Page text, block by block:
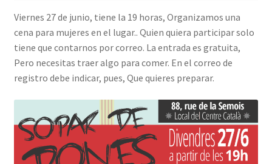
INICIAR SESIÓN
Viernes 27 de junio, tiene la 19 horas, Organizamos una
cena para mujeres en el lugar.. Quien quiera participar solo
tiene que contarnos por correo. La entrada es gratuita,
Pero necesitas traer algo para comer. En el correo de
registro debe indicar, pues, Que quieres preparar.